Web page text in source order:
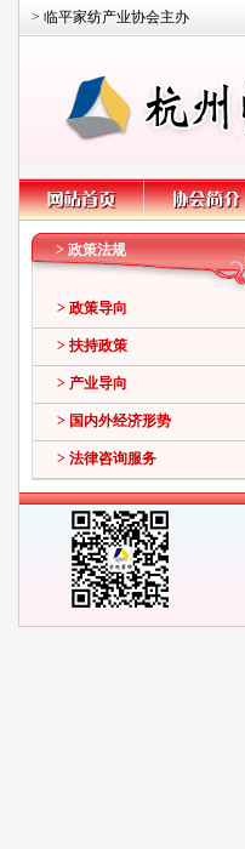
> 临平家纺产业协会主办
> 政策法规
> 政策导向
> 扶持政策
> 产业导向
> 国内外经济形势
> 法律咨询服务